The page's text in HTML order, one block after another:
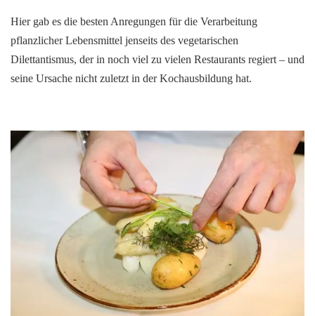
Hier gab es die besten Anregungen für die Verarbeitung
pflanzlicher Lebensmittel jenseits des vegetarischen
Dilettantismus, der in noch viel zu vielen Restaurants regiert – und
seine Ursache nicht zuletzt in der Kochausbildung hat.